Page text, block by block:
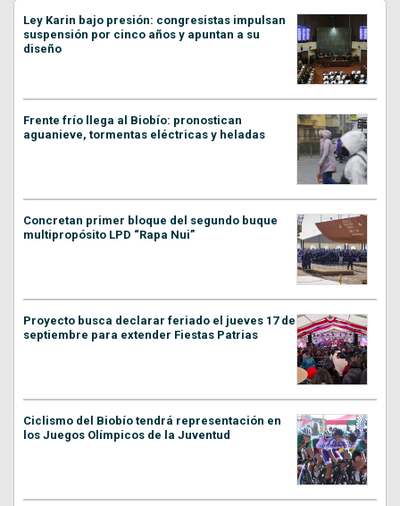
Ley Karin bajo presión: congresistas impulsan
suspensión por cinco años y apuntan a su
diseño
Frente frío llega al Biobío: pronostican
aguanieve, tormentas eléctricas y heladas
Concretan primer bloque del segundo buque
multipropósito LPD “Rapa Nui”
Proyecto busca declarar feriado el jueves 17 de
septiembre para extender Fiestas Patrias
Ciclismo del Biobío tendrá representación en
los Juegos Olímpicos de la Juventud